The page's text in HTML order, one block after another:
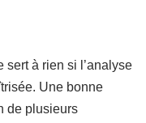
sert à rien si l’analyse
Une bonne
de plusieurs